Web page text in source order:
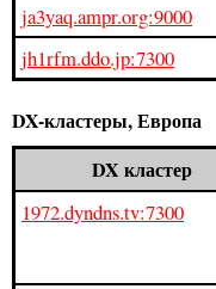
ja3yaq.ampr.org:9000
jh1rfm.ddo.jp:7300
DX-кластеры, Европа
DX кластер
1972.dyndns.tv:7300